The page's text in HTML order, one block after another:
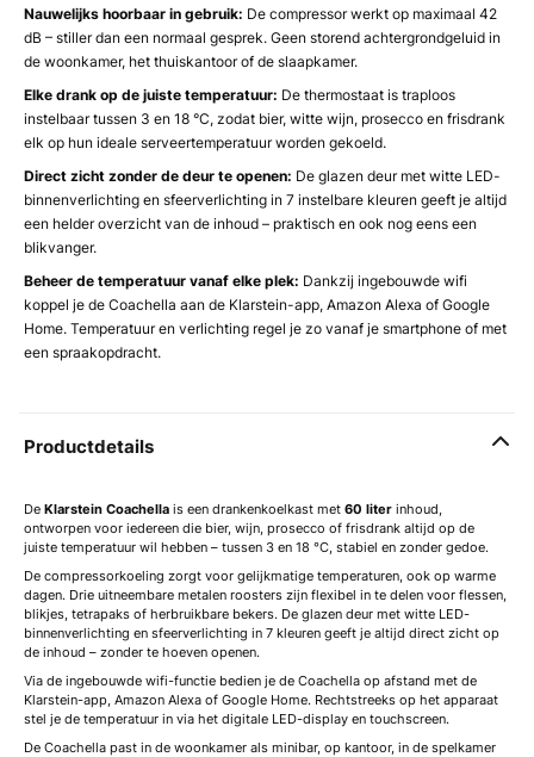
Nauwelijks hoorbaar in gebruik: De compressor werkt op maximaal 42
dB – stiller dan een normaal gesprek. Geen storend achtergrondgeluid in
de woonkamer, het thuiskantoor of de slaapkamer.
Elke drank op de juiste temperatuur: De thermostaat is traploos
instelbaar tussen 3 en 18 °C, zodat bier, witte wijn, prosecco en frisdrank
elk op hun ideale serveertemperatuur worden gekoeld.
Direct zicht zonder de deur te openen: De glazen deur met witte LED-
binnenverlichting en sfeerverlichting in 7 instelbare kleuren geeft je altijd
een helder overzicht van de inhoud – praktisch en ook nog eens een
blikvanger.
Beheer de temperatuur vanaf elke plek: Dankzij ingebouwde wifi
koppel je de Coachella aan de Klarstein-app, Amazon Alexa of Google
Home. Temperatuur en verlichting regel je zo vanaf je smartphone of met
een spraakopdracht.
Productdetails
De Klarstein Coachella is een drankenkoelkast met 60 liter inhoud,
ontworpen voor iedereen die bier, wijn, prosecco of frisdrank altijd op de
juiste temperatuur wil hebben – tussen 3 en 18 °C, stabiel en zonder gedoe.
De compressorkoeling zorgt voor gelijkmatige temperaturen, ook op warme
dagen. Drie uitneembare metalen roosters zijn flexibel in te delen voor flessen,
blikjes, tetrapaks of herbruikbare bekers. De glazen deur met witte LED-
binnenverlichting en sfeerverlichting in 7 kleuren geeft je altijd direct zicht op
de inhoud – zonder te hoeven openen.
Via de ingebouwde wifi-functie bedien je de Coachella op afstand met de
Klarstein-app, Amazon Alexa of Google Home. Rechtstreeks op het apparaat
stel je de temperatuur in via het digitale LED-display en touchscreen.
De Coachella past in de woonkamer als minibar, op kantoor, in de spelkamer